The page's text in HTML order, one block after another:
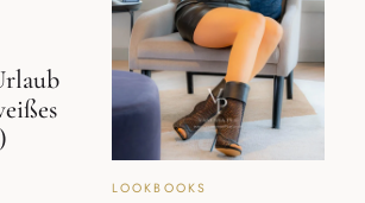
LOOKBOOKS